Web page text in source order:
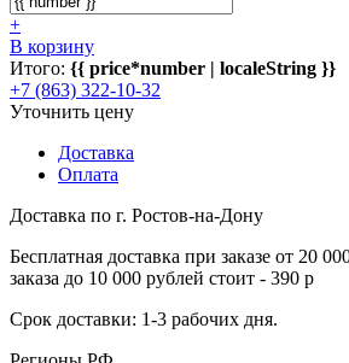
+
В корзину
Итого: {{ price*number | localeString }}
+7 (863) 322-10-32
Уточнить цену
Доставка
Оплата
Доставка по г. Ростов-на-Дону
Бесплатная доставка при заказе от 20
заказа до 10 000 рублей стоит - 390 р
Срок доставки: 1-3 рабочих дня.